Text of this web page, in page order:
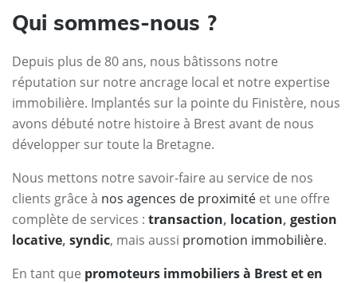
Qui sommes-nous ?
Depuis plus de 80 ans, nous bâtissons notre
réputation sur notre ancrage local et notre expertise
immobilière. Implantés sur la pointe du Finistère, nous
avons débuté notre histoire à Brest avant de nous
développer sur toute la Bretagne.
Nous mettons notre savoir-faire au service de nos
clients grâce à nos agences de proximité et une offre
complète de services : transaction, location, gestion
locative, syndic, mais aussi promotion immobilière.
En tant que promoteurs immobiliers à Brest et en